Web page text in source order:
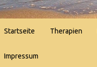
Startseite Therapien
Impressum